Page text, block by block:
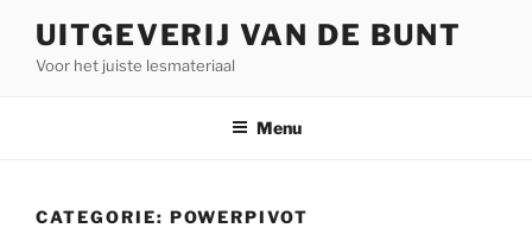
inhoud
UITGEVERIJ VAN DE BUNT
Voor het juiste lesmateriaal
Menu
CATEGORIE: POWERPIVOT